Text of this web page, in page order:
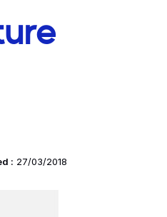
: 27/03/2018